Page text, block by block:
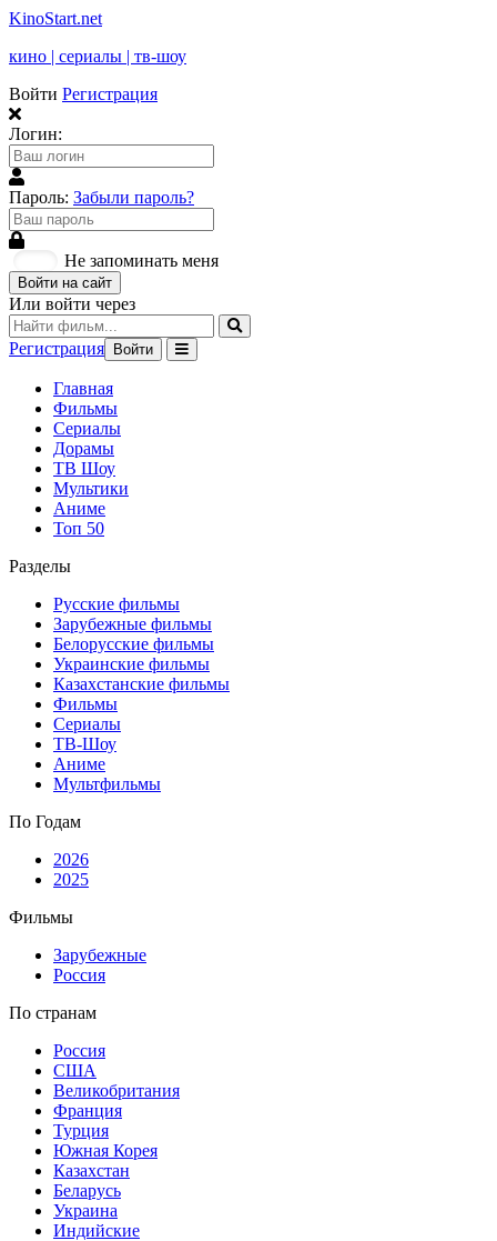
KinoStart.net
кино | сериалы | тв-шоу
Войти Регистрация
Логин:
Пароль: Забыли пароль?
Не запоминать меня
Войти на сайт
Или войти через
Регистрация Войти
Главная
Фильмы
Сериалы
Дорамы
ТВ Шоу
Мультики
Аниме
Топ 50
Разделы
Русские фильмы
Зарубежные фильмы
Белорусские фильмы
Украинские фильмы
Казахстанские фильмы
Фильмы
Сериалы
ТВ-Шоу
Аниме
Мультфильмы
По Годам
2026
2025
Фильмы
Зарубежные
Россия
По странам
Россия
США
Великобритания
Франция
Турция
Южная Корея
Казахстан
Беларусь
Украина
Индийские